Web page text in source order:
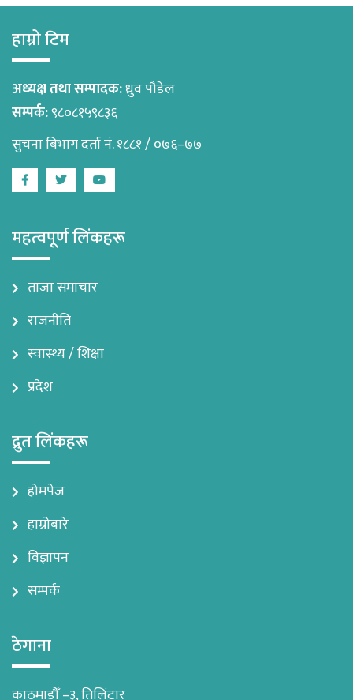
हाम्रो टिम
अध्यक्ष तथा सम्पादक:ध्रुव पौडेल
सम्पर्क:९८०८१५९८३६
सुचना बिभाग दर्ता नं. १८८१ / ०७६–७७
FacebookTwitterYoutube
महत्वपूर्ण लिंकहरू
ताजा समाचार
राजनीति
स्वास्थ्य / शिक्षा
प्रदेश
द्रुत लिंकहरू
होमपेज
हाम्रोबारे
विज्ञापन
सम्पर्क
ठेगाना
काठमाडौँ –३, तिलिंटार